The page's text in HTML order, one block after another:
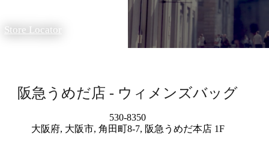
Store Locator
阪急うめだ店 - ウィメンズバッグ
530-8350
大阪府, 大阪市, 角田町8-7, 阪急うめだ本店 1F